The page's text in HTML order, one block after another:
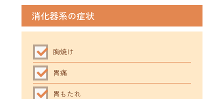
消化器系の症状
胸焼け
胃痛
胃もたれ